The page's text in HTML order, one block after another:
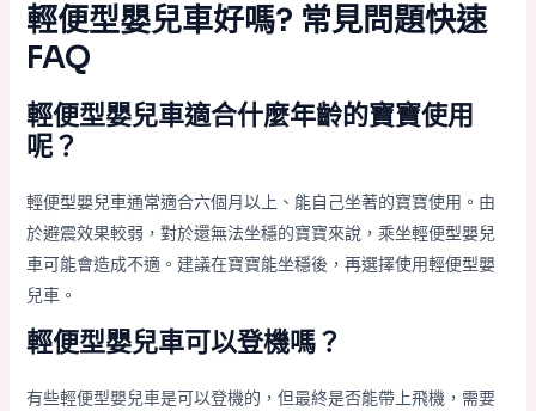
輕便型嬰兒車好嗎? 常見問題快速
FAQ
輕便型嬰兒車適合什麼年齡的寶寶使用
呢？
輕便型嬰兒車通常適合六個月以上、能自己坐著的寶寶使用。由
於避震效果較弱，對於還無法坐穩的寶寶來說，乘坐輕便型嬰兒
車可能會造成不適。建議在寶寶能坐穩後，再選擇使用輕便型嬰
兒車。
輕便型嬰兒車可以登機嗎？
有些輕便型嬰兒車是可以登機的，但最終是否能帶上飛機，需要